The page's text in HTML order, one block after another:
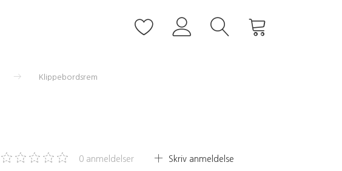
Klippebordsrem
0 anmeldelser Skriv anmeldelse